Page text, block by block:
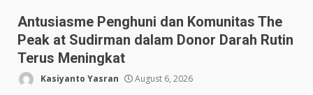
Antusiasme Penghuni dan Komunitas The
Peak at Sudirman dalam Donor Darah Rutin
Terus Meningkat
Kasiyanto Yasran August 6, 2026